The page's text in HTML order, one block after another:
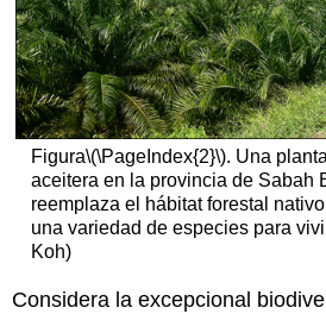
Figura\(\PageIndex{2}\). Una
aceitera en la provincia de Sabah
reemplaza el hábitat forestal
una variedad de especies para
Koh)
Considera la excepcional